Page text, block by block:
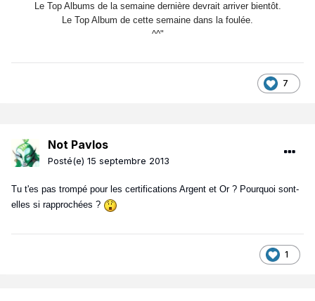
Le Top Albums de la semaine dernière devrait arriver bientôt.
Le Top Album de cette semaine dans la foulée.
^^"
7
Not Pavlos
Posté(e) 15 septembre 2013
Tu t'es pas trompé pour les certifications Argent et Or ? Pourquoi sont-
elles si rapprochées ?
1